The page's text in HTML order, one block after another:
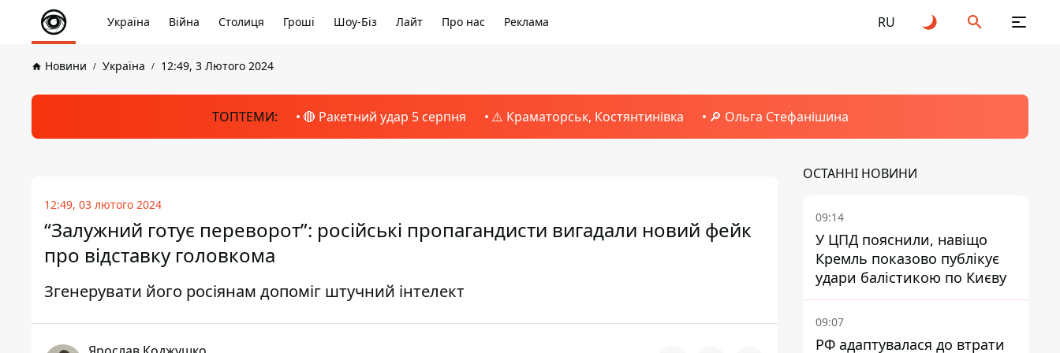
Україна Війна Столиця Гроші Шоу-Біз Лайт Про нас Реклама RU
Новини Україна 12:49, 3 Лютого 2024
ТОПТЕМИ: 🔴 Ракетний удар 5 серпня ⚠️ Краматорськ, Костянтинівка 🔎 Ольга Стефанішина
12:49, 03 лютого 2024
“Залужний готує переворот”: російські пропагандисти вигадали новий фейк
про відставку головкома
Згенерувати його росіянам допоміг штучний інтелект
ОСТАННІ НОВИНИ
09:14
У ЦПД пояснили, навіщо
Кремль показово публікує
удари балістикою по Києву
09:07
РФ адаптувалася до втрати